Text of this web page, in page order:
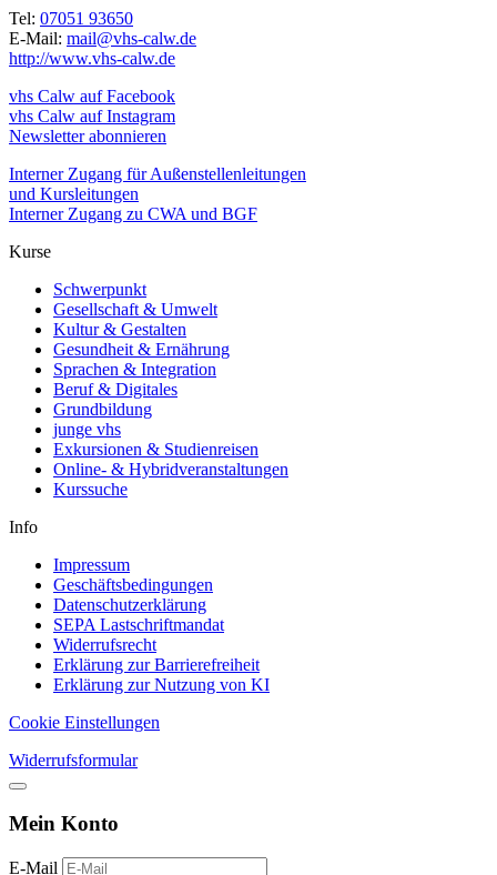
Tel: 07051 93650
E-Mail: mail@vhs-calw.de
http://www.vhs-calw.de
vhs Calw auf Facebook
vhs Calw auf Instagram
Newsletter abonnieren
Interner Zugang für Außenstellenleitungen
und Kursleitungen
Interner Zugang zu CWA und BGF
Kurse
Schwerpunkt
Gesellschaft & Umwelt
Kultur & Gestalten
Gesundheit & Ernährung
Sprachen & Integration
Beruf & Digitales
Grundbildung
junge vhs
Exkursionen & Studienreisen
Online- & Hybridveranstaltungen
Kurssuche
Info
Impressum
Geschäftsbedingungen
Datenschutzerklärung
SEPA Lastschriftmandat
Widerrufsrecht
Erklärung zur Barrierefreiheit
Erklärung zur Nutzung von KI
Cookie Einstellungen
Widerrufsformular
Mein Konto
E-Mail